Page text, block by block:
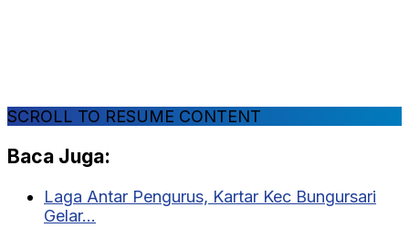
SCROLL TO RESUME CONTENT
Baca Juga:
Laga Antar Pengurus, Kartar Kec Bungursari
Gelar…